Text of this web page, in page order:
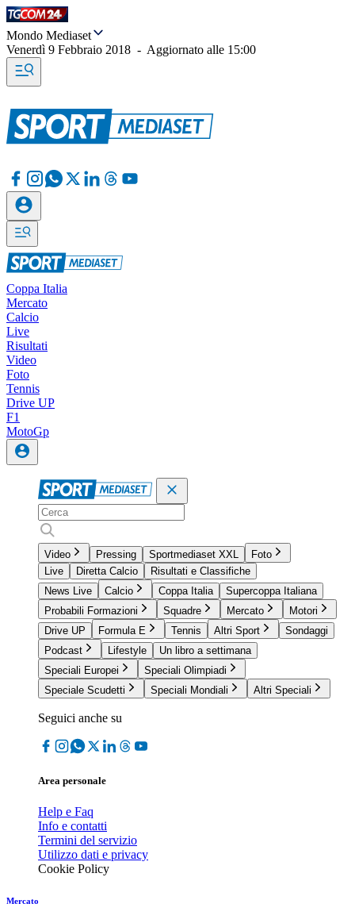
Mondo Mediaset
Venerdì 9 Febbraio 2018 - Aggiornato alle 15:00
Coppa Italia
Mercato
Calcio
Live
Risultati
Video
Foto
Tennis
Drive UP
F1
MotoGp
Video Pressing Sportmediaset XXL
Foto
Live
Diretta Calcio
Risultati e Classifiche
News Live
Calcio Coppa Italia
Supercoppa Italiana
Probabili Formazioni
Squadre Mercato
Motori
Drive UP
Formula E Tennis Altri Sport
Sondaggi
Podcast
Lifestyle
Un libro a settimana
Speciali Europei
Speciali Olimpiadi
Speciale Scudetti
Speciali Mondiali Altri Speciali
Seguici anche su
Area personale
Help e Faq
Info e contatti
Termini del servizio
Utilizzo dati e privacy
Cookie Policy
Mercato